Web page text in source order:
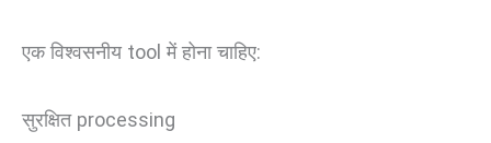
एक विश्वसनीय tool में होना चाहिए:
सुरक्षित processing